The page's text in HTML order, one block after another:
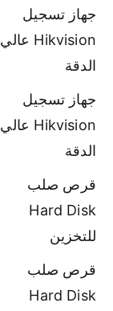
جهاز تسجيل
Hikvision عالي
الدقة
جهاز تسجيل
Hikvision عالي
الدقة
قرص صلب
Hard Disk
للتخزين
قرص صلب
Hard Disk